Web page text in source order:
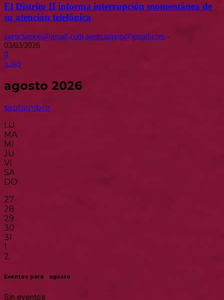
El Distrito II informa interrupción momentánea de
su atención telefónica
agenciamots@gmail.com agenciamots@gmail.com -
03/03/2026
0
julio
agosto 2026
septiembre
LU
MA
MI
JU
VI
SA
DO
27
28
29
30
31
1
2
Eventos para agosto
Sin eventos